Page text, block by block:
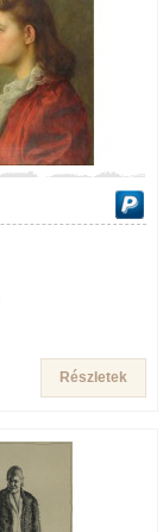
Részletek